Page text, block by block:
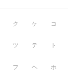
ク ケ コ
ツ テ ト
フ ヘ ホ